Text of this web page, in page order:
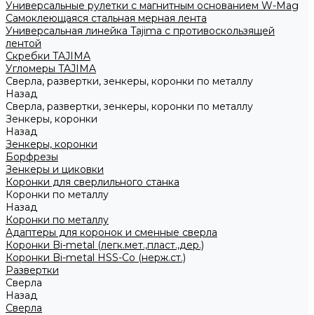
Универсальные рулетки с магнитным основанием W-Mag
Самоклеющаяся стальная мерная лента
Универсальная линейка Tajima с противоскользящей
лентой
Скребки TAJIMA
Угломеры TAJIMA
Сверла, развертки, зенкеры, коронки по металлу
Назад
Сверла, развертки, зенкеры, коронки по металлу
Зенкеры, коронки
Назад
Зенкеры, коронки
Борфрезы
Зенкеры и циковки
Коронки для сверлильного станка
Коронки по металлу
Назад
Коронки по металлу
Адаптеры для коронок и сменные сверла
Коронки Bi-metal (легк.мет.,пласт.,дер.)
Коронки Bi-metal HSS-Co (нерж.ст.)
Развертки
Сверла
Назад
Сверла